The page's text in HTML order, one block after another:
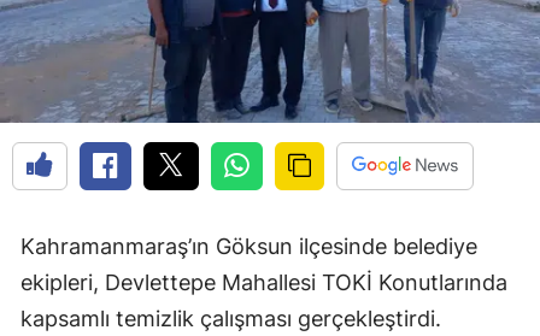
Kahramanmaraş’ın Göksun ilçesinde belediye
ekipleri, Devlettepe Mahallesi TOKİ Konutlarında
kapsamlı temizlik çalışması gerçekleştirdi.